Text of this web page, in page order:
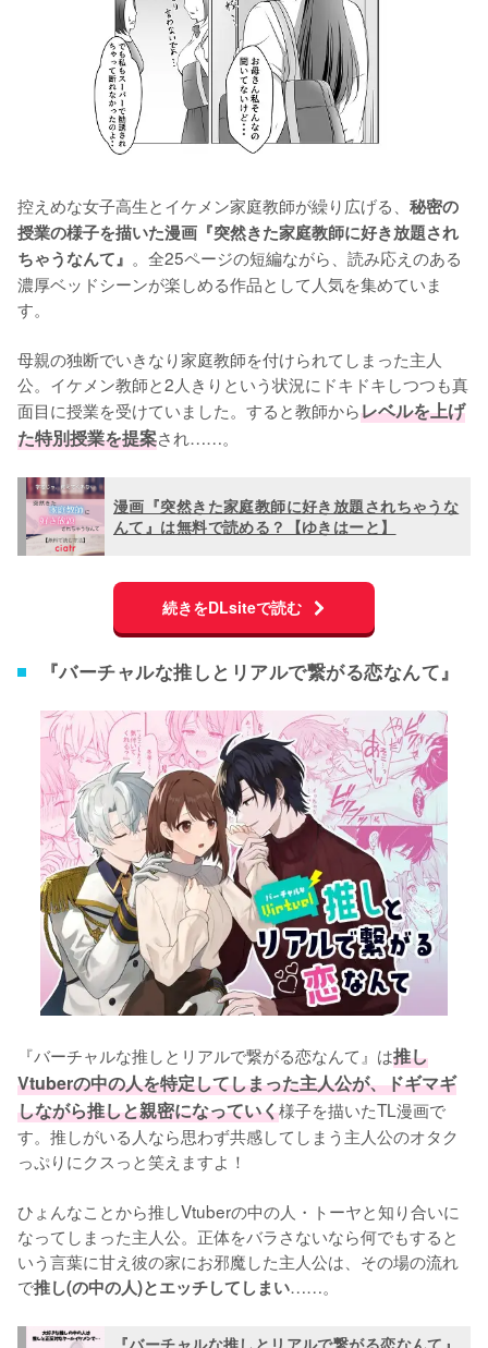
控えめな女子高生とイケメン家庭教師が繰り広げる、 秘密の
授業の様子を描いた漫画『突然きた家庭教師に好き放題され
ちゃうなんて』 。全25ページの短編ながら、読み応えのある
濃厚ベッドシーンが楽しめる作品として人気を集めていま
す。
母親の独断でいきなり家庭教師を付けられてしまった主人
公。イケメン教師と2人きりという状況にドキドキしつつも真
面目に授業を受けていました。すると教師からレベルを上げ
た特別授業を提案され……。
漫画『突然きた家庭教師に好き放題されちゃうな
んて』は無料で読める？【ゆきはーと】
続きをDLsiteで読む
『バーチャルな推しとリアルで繋がる恋なんて』
『バーチャルな推しとリアルで繋がる恋なんて』は推し
Vtuberの中の人を特定してしまった主人公が、ドギマギ
しながら推しと親密になっていく様子を描いたTL漫画で
す。推しがいる人なら思わず共感してしまう主人公のオタク
っぷりにクスっと笑えますよ！
ひょんなことから推しVtuberの中の人・トーヤと知り合いに
なってしまった主人公。正体をバラさないなら何でもすると
いう言葉に甘え彼の家にお邪魔した主人公は、その場の流れ
で推し(の中の人)とエッチしてしまい……。